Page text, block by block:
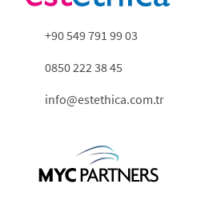
+90 549 791 99 03
0850 222 38 45
info@estethica.com.tr